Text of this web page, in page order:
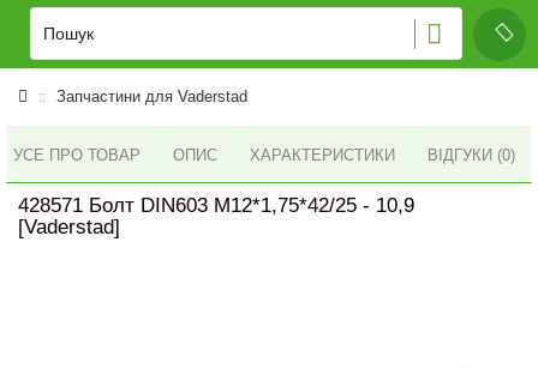
Запчастини для Vaderstad
УСЕ ПРО ТОВАР ОПИС ХАРАКТЕРИСТИКИ ВІДГУКИ (0)
428571 Болт DIN603 M12*1,75*42/25 - 10,9
[Vaderstad]